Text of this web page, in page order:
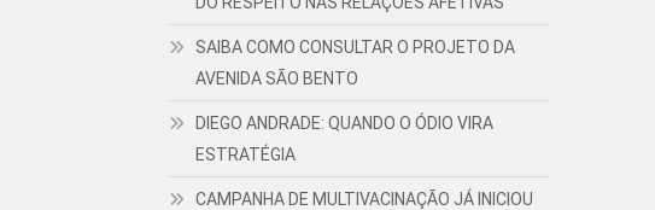
SAIBA COMO CONSULTAR O PROJETO DA
AVENIDA SÃO BENTO
DIEGO ANDRADE: QUANDO O ÓDIO VIRA
ESTRATÉGIA
CAMPANHA DE MULTIVACINAÇÃO JÁ INICIOU